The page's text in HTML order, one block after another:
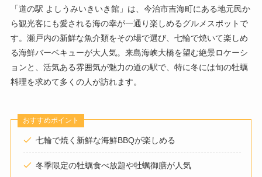
「道の駅 よしうみいきいき館」は、今治市吉海町にある地元民か
ら観光客にも愛される海の幸が一通り楽しめるグルメスポットで
す。瀬戸内の新鮮な魚介類をその場で選び、七輪で焼いて楽しめ
る海鮮バーベキューが大人気。来島海峡大橋を望む絶景ロケーシ
ョンと、活気ある雰囲気が魅力の道の駅で、特に冬には旬の牡蠣
料理を求めて多くの人が訪れます。
おすすめポイント
七輪で焼く新鮮な海鮮BBQが楽しめる
冬季限定の牡蠣食べ放題や牡蠣御膳が人気